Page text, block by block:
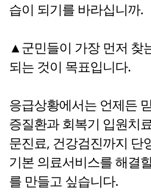
습이 되기를 바라십니까.
▲군민들이 가장 먼저 찾
되는 것이 목표입니다.
응급상황에서는 언제든
증질환과 회복기 입원치
문진료, 건강검진까지 단
기본 의료서비스를 해결
를 만들고 싶습니다.